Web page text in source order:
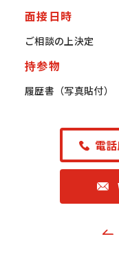
面接日時
ご相談の上決定
持参物
履歴書（写真貼付）
電